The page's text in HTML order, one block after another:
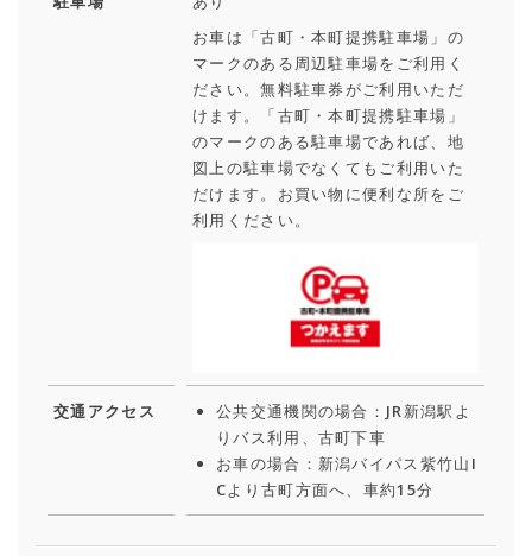
お車は「古町・本町提携駐車場」の
マークのある周辺駐車場をご利用く
ださい。無料駐車券がご利用いただ
けます。「古町・本町提携駐車場」
のマークのある駐車場であれば、地
図上の駐車場でなくてもご利用いた
だけます。お買い物に便利な所をご
利用ください。
交通アクセス
公共交通機関の場合：JR新潟駅よ
りバス利用、古町下車
お車の場合：新潟バイパス紫竹山I
Cより古町方面へ、車約15分